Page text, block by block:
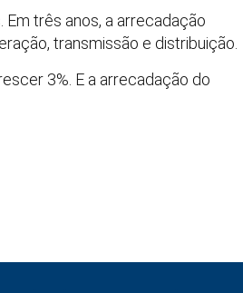
três anos, a arrecadação
transmissão e distribuição.
3%. E a arrecadação do